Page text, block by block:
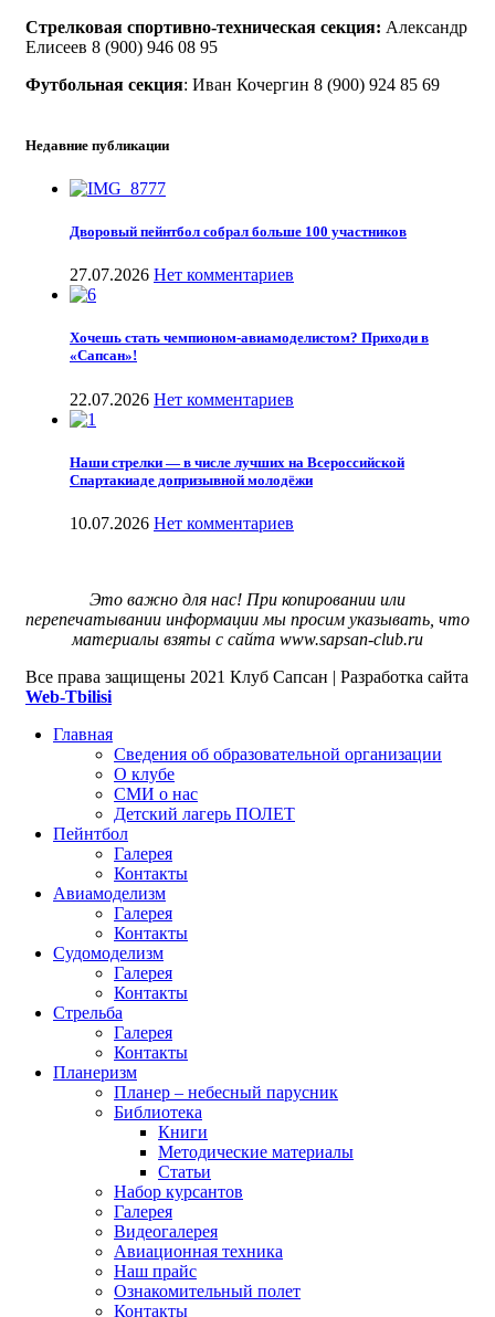
Стрелковая спортивно-техническая секция: Александр
Елисеев 8 (900) 946 08 95
Футбольная секция: Иван Кочергин 8 (900) 924 85 69
Недавние публикации
Дворовый пейнтбол собрал больше 100 участников
27.07.2026 Нет комментариев
Хочешь стать чемпионом-авиамоделистом? Приходи в
«Сапсан»!
22.07.2026 Нет комментариев
Наши стрелки — в числе лучших на Всероссийской
Спартакиаде допризывной молодёжи
10.07.2026 Нет комментариев
Это важно для нас! При копировании или
перепечатывании информации мы просим указывать, что
материалы взяты с сайта www.sapsan-club.ru
Все права защищены 2021 Клуб Сапсан | Разработка сайта
Web-Tbilisi
Главная
Сведения об образовательной организации
О клубе
СМИ о нас
Детский лагерь ПОЛЕТ
Пейнтбол
Галерея
Контакты
Авиамоделизм
Галерея
Контакты
Судомоделизм
Галерея
Контакты
Стрельба
Галерея
Контакты
Планеризм
Планер – небесный парусник
Библиотека
Книги
Методические материалы
Статьи
Набор курсантов
Галерея
Видеогалерея
Авиационная техника
Наш прайс
Ознакомительный полет
Контакты